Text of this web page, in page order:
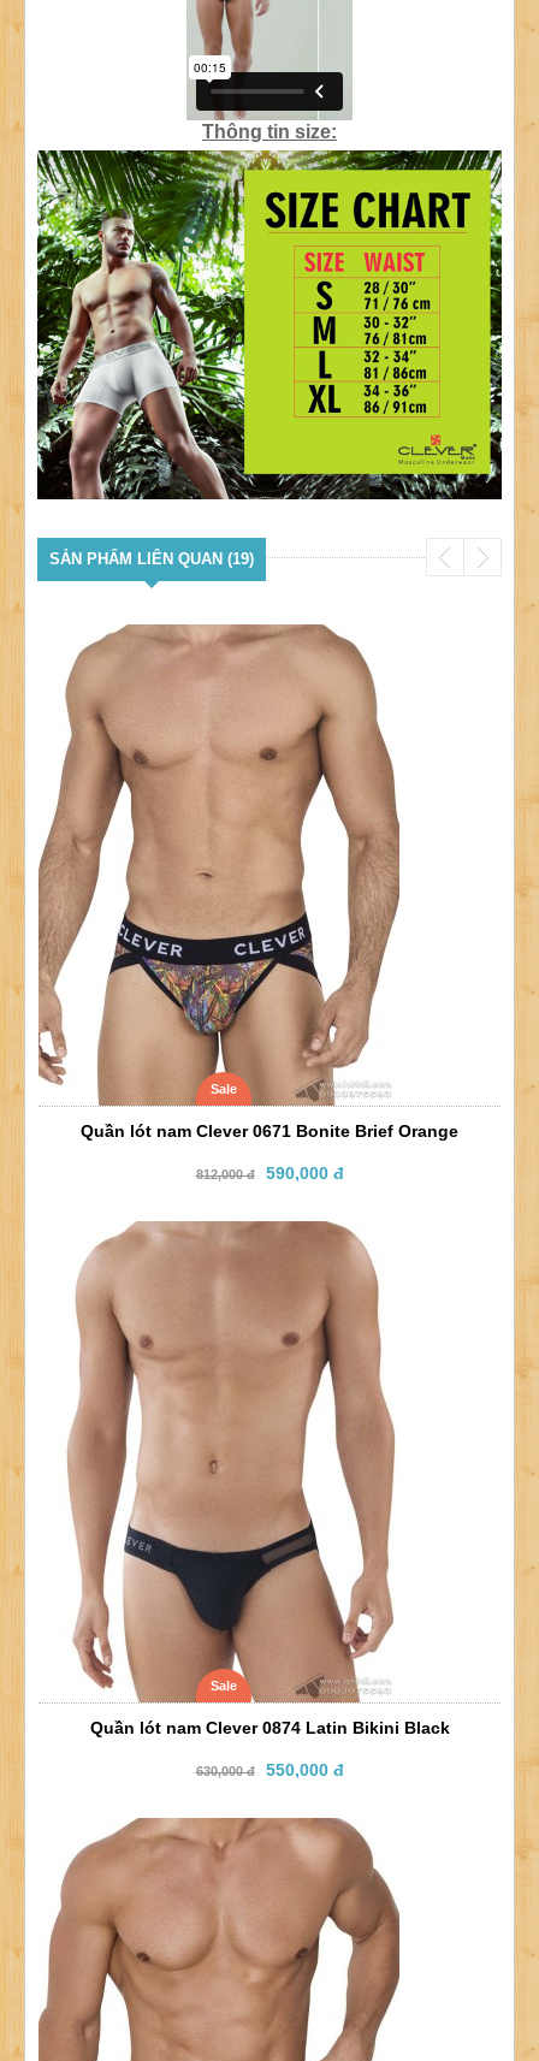
Thông tin size:
SẢN PHẨM LIÊN QUAN (19)
Sale
Quần lót nam Clever 0671 Bonite Brief Orange
812,000 đ 590,000 đ
Sale
Quần lót nam Clever 0874 Latin Bikini Black
630,000 đ 550,000 đ